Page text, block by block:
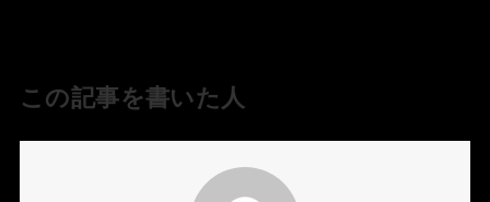
この記事を書いた人